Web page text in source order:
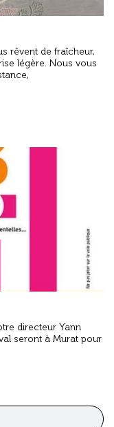
rêvent de fraîcheur,
légère. Nous vous
directeur Yann
seront à Murat pour